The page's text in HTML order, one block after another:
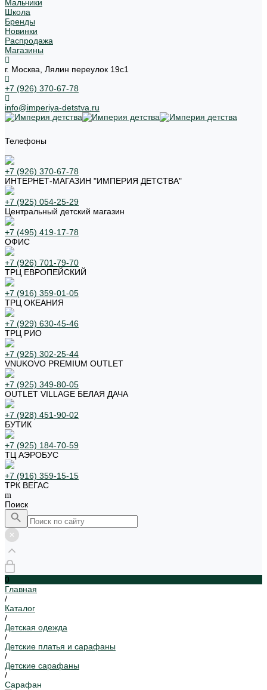
Мальчики
Школа
Бренды
Новинки
Распродажа
Магазины
г. Москва, Лялин переулок 19с1
+7 (926) 370-67-78
info@imperiya-detstva.ru
Телефоны
+7 (926) 370-67-78
ИНТЕРНЕТ-МАГАЗИН "ИМПЕРИЯ ДЕТСТВА"
+7 (925) 054-25-29
Центральный детский магазин
+7 (495) 419-17-78
ОФИС
+7 (926) 701-79-70
ТРЦ ЕВРОПЕЙСКИЙ
+7 (916) 359-01-05
ТРЦ ОКЕАНИЯ
+7 (929) 630-45-46
ТРЦ РИО
+7 (925) 302-25-44
VNUKOVO PREMIUM OUTLET
+7 (925) 349-80-05
OUTLET VILLAGE БЕЛАЯ ДАЧА
+7 (928) 451-90-02
БУТИК
+7 (925) 184-70-59
ТЦ АЭРОБУС
+7 (916) 359-15-15
ТРК ВЕГАС
Поиск
0
Главная
/
Каталог
/
Детская одежда
/
Детские платья и сарафаны
/
Детские сарафаны
/
Сарафан